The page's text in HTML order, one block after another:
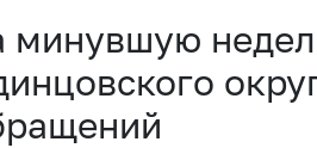
минувшую